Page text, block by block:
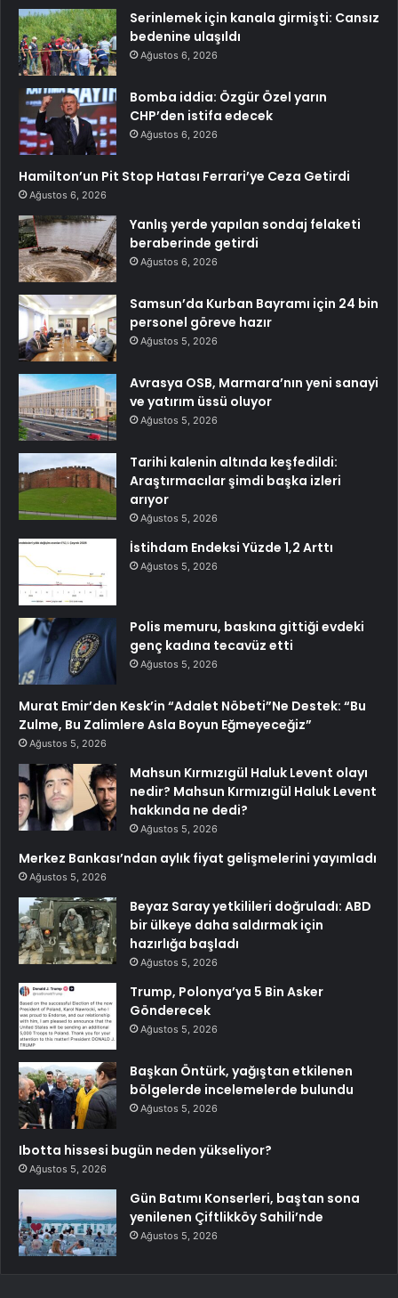
Serinlemek için kanala girmişti: Cansız
bedenine ulaşıldı
Ağustos 6, 2026
Bomba iddia: Özgür Özel yarın
CHP’den istifa edecek
Ağustos 6, 2026
Hamilton’un Pit Stop Hatası Ferrari’ye Ceza Getirdi
Ağustos 6, 2026
Yanlış yerde yapılan sondaj felaketi
beraberinde getirdi
Ağustos 6, 2026
Samsun’da Kurban Bayramı için 24 bin
personel göreve hazır
Ağustos 5, 2026
Avrasya OSB, Marmara’nın yeni sanayi
ve yatırım üssü oluyor
Ağustos 5, 2026
Tarihi kalenin altında keşfedildi:
Araştırmacılar şimdi başka izleri
arıyor
Ağustos 5, 2026
İstihdam Endeksi Yüzde 1,2 Arttı
Ağustos 5, 2026
Polis memuru, baskına gittiği evdeki
genç kadına tecavüz etti
Ağustos 5, 2026
Murat Emir’den Kesk’in “Adalet Nöbeti”Ne Destek: “Bu
Zulme, Bu Zalimlere Asla Boyun Eğmeyeceğiz”
Ağustos 5, 2026
Mahsun Kırmızıgül Haluk Levent olayı
nedir? Mahsun Kırmızıgül Haluk Levent
hakkında ne dedi?
Ağustos 5, 2026
Merkez Bankası’ndan aylık fiyat gelişmelerini yayımladı
Ağustos 5, 2026
Beyaz Saray yetkilileri doğruladı: ABD
bir ülkeye daha saldırmak için
hazırlığa başladı
Ağustos 5, 2026
Trump, Polonya’ya 5 Bin Asker
Gönderecek
Ağustos 5, 2026
Başkan Öntürk, yağıştan etkilenen
bölgelerde incelemelerde bulundu
Ağustos 5, 2026
Ibotta hissesi bugün neden yükseliyor?
Ağustos 5, 2026
Gün Batımı Konserleri, baştan sona
yenilenen Çiftlikköy Sahili’nde
Ağustos 5, 2026